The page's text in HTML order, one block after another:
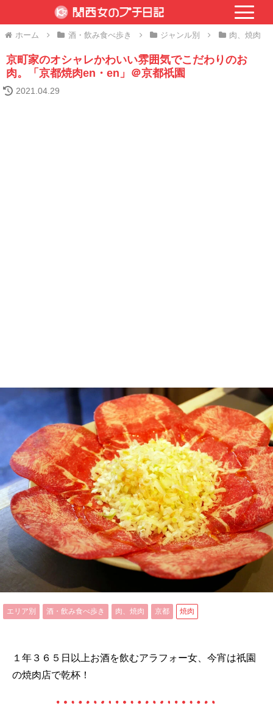
ホーム 酒・飲み食べ歩き ジャンル別 肉、焼肉
京町家のオシャレかわいい雰囲気でこだわりのお
肉。「京都焼肉en・en」＠京都祇園
2021.04.29
エリア別 酒・飲み食べ歩き 肉、焼肉 京都 焼肉
１年３６５日以上お酒を飲むアラフォー女、今宵は祇園
の焼肉店で乾杯！